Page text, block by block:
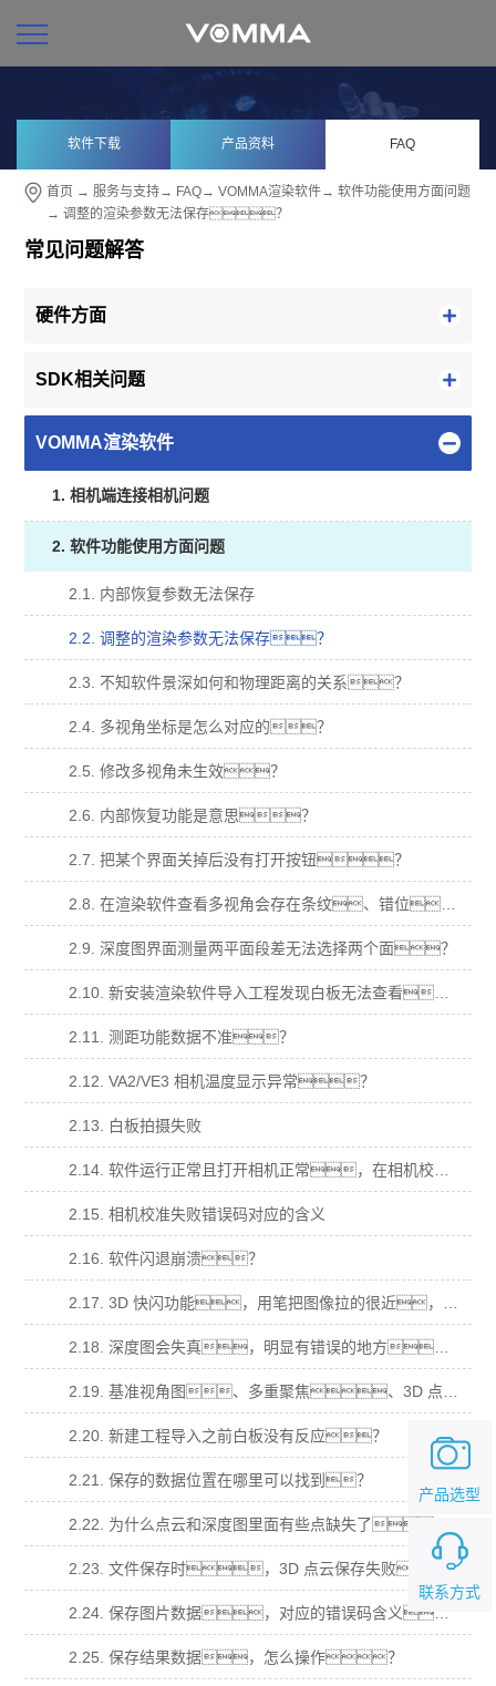
软件下载 产品资料 FAQ
首页 →服务与支持→ FAQ→VOMMA渲染软件→软件功能使用方面问题
→ 调整的渲染参数无法保存？
常见问题解答
硬件方面
SDK相关问题
VOMMA渲染软件
1. 相机端连接相机问题
2. 软件功能使用方面问题
2.1. 内部恢复参数无法保存
2.2. 调整的渲染参数无法保存？
2.3. 不知软件景深如何和物理距离的关系？
2.4. 多视角坐标是怎么对应的？
2.5. 修改多视角未生效？
2.6. 内部恢复功能是意思？
2.7. 把某个界面关掉后没有打开按钮？
2.8. 在渲染软件查看多视角会存在条纹、错位、明暗变化等异常？
2.9. 深度图界面测量两平面段差无法选择两个面？
2.10. 新安装渲染软件导入工程发现白板无法查看？
2.11. 测距功能数据不准？
2.12. VA2/VE3 相机温度显示异常？
2.13. 白板拍摄失败
2.14. 软件运行正常且打开相机正常，在相机校准拍摄时，提示“拍摄失败”，错 误码“14”
2.15. 相机校准失败错误码对应的含义
2.16. 软件闪退崩溃？
2.17. 3D 快闪功能，用笔把图像拉的很近，图像会消失(跳出屏幕)无法在拖拉回 来；
2.18. 深度图会失真，明显有错误的地方，在多视角、基准视角、多重聚焦，明显 有本不属于样品的结果？
2.19. 基准视角图、多重聚焦、3D 点云图都为纯白，深度图为最低颜色纯色？
2.20. 新建工程导入之前白板没有反应？
2.21. 保存的数据位置在哪里可以找到？
2.23. 文件保存时，3D 点云保存失败？
2.24. 保存图片数据，对应的错误码含义。
2.25. 保存结果数据，怎么操作？
联系方式
产品选型